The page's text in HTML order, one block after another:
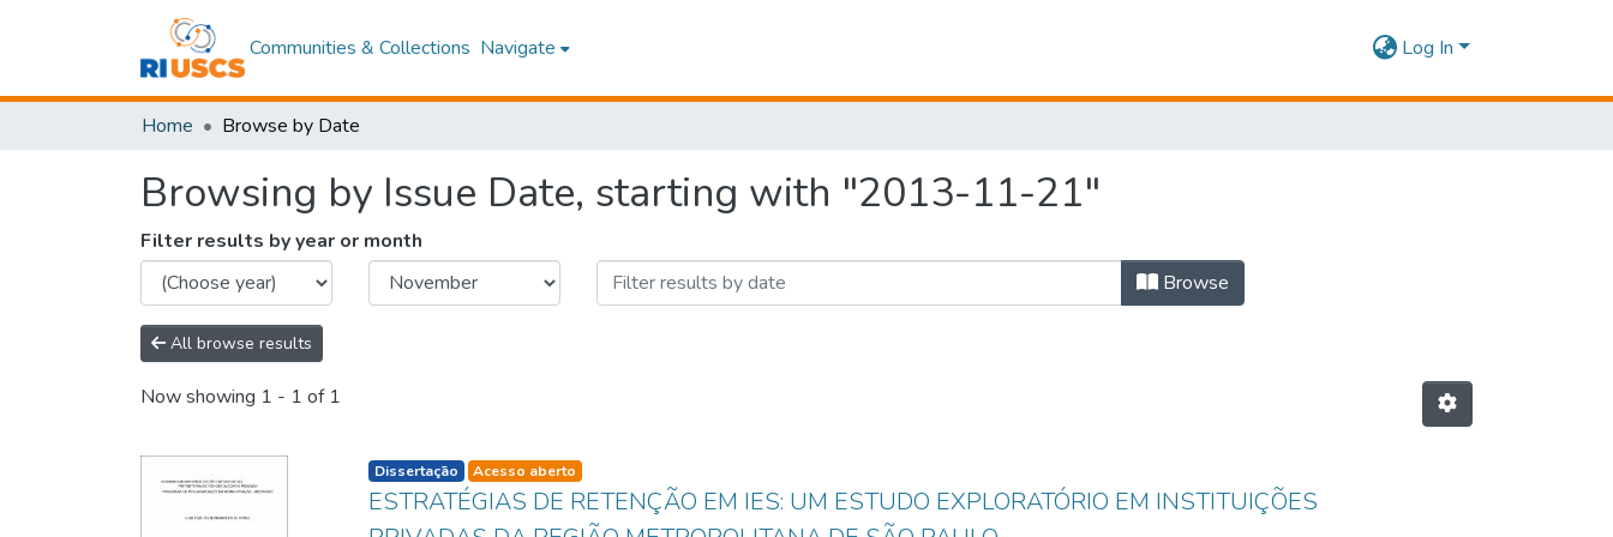
Communities & Collections Navigate Log In
Home Browse by Date
Browsing by Issue Date, starting with "2013-11-21"
Filter results by year or month
Browse
All browse results
Now showing 1 - 1 of 1
listelement.badge.dso-type
Dissertação Acesso aberto
ESTRATÉGIAS DE RETENÇÃO EM IES: UM ESTUDO EXPLORATÓRIO EM INSTITUIÇÕES